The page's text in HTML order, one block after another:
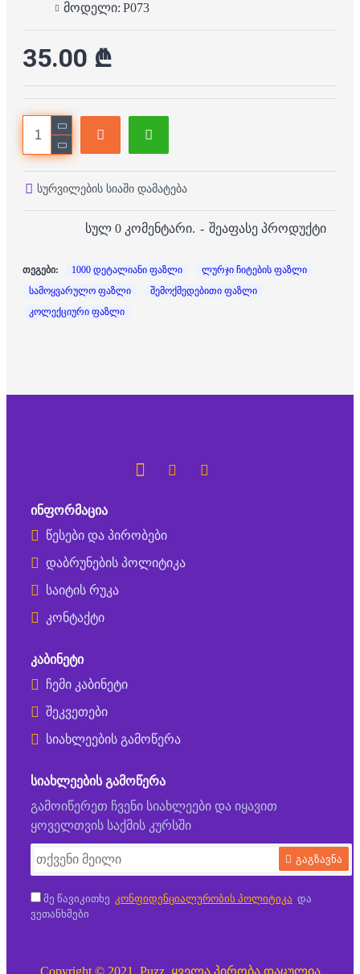
მოდელი: P073
სულ 0 კომენტარი. - შეაფასე პროდუქტი
35.00 ₾
სურვილების სიაში დამატება
თეგები: 1000 დეტალიანი ფაზლი
ლურჯი ჩიტების ფაზლი
სამოყვარულო ფაზლი
შემოქმედებითი ფაზლი
კოლექციური ფაზლი
ᲘᲜᲤᲝᲠᲛᲐᲪᲘᲐ
წესები და პირობები
დაბრუნების პოლიტიკა
საიტის რუკა
კონტაქტი
ᲙᲐᲑᲘᲜᲔᲢᲘ
ჩემი კაბინეტი
შეკვეთები
სიახლეების გამოწერა
ᲡᲘᲐᲮᲚᲔᲔᲑᲘᲡ ᲒᲐᲛᲝᲬᲔᲠᲐ
გამოიწერეთ ჩვენი სიახლეები და იყავით
ყოველთვის საქმის კურსში
გაგზავნა
მე წავიკითხე კონფიდენციალურობის პოლიტიკა და
ვეთანხმები
Copyright © 2021, Puzz, ყველა პირობა დაცულია